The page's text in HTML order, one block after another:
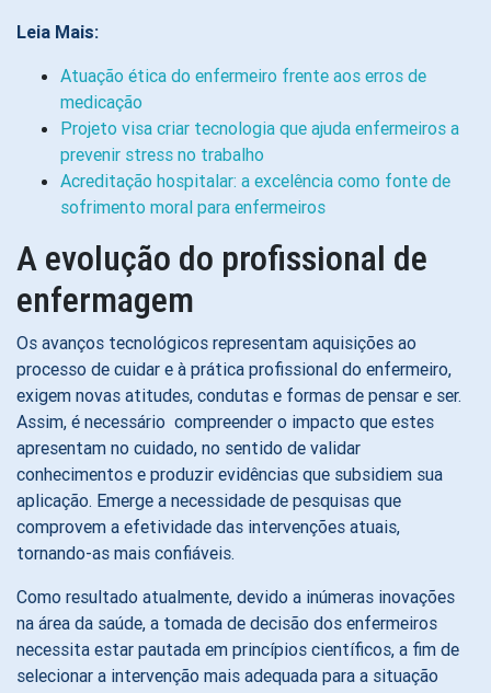
Leia Mais:
Atuação ética do enfermeiro frente aos erros de
medicação
Projeto visa criar tecnologia que ajuda enfermeiros a
prevenir stress no trabalho
Acreditação hospitalar: a excelência como fonte de
sofrimento moral para enfermeiros
A evolução do profissional de
enfermagem
Os avanços tecnológicos representam aquisições ao
processo de cuidar e à prática profissional do enfermeiro,
exigem novas atitudes, condutas e formas de pensar e ser.
Assim, é necessário compreender o impacto que estes
apresentam no cuidado, no sentido de validar
conhecimentos e produzir evidências que subsidiem sua
aplicação. Emerge a necessidade de pesquisas que
comprovem a efetividade das intervenções atuais,
tornando-as mais confiáveis.
Como resultado atualmente, devido a inúmeras inovações
na área da saúde, a tomada de decisão dos enfermeiros
necessita estar pautada em princípios científicos, a fim de
selecionar a intervenção mais adequada para a situação